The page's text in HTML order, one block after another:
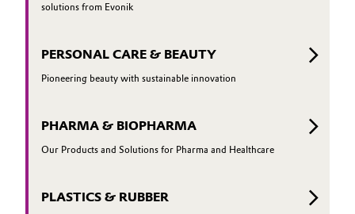
solutions from Evonik
PERSONAL CARE & BEAUTY
Pioneering beauty with sustainable innovation
PHARMA & BIOPHARMA
Our Products and Solutions for Pharma and Healthcare
PLASTICS & RUBBER